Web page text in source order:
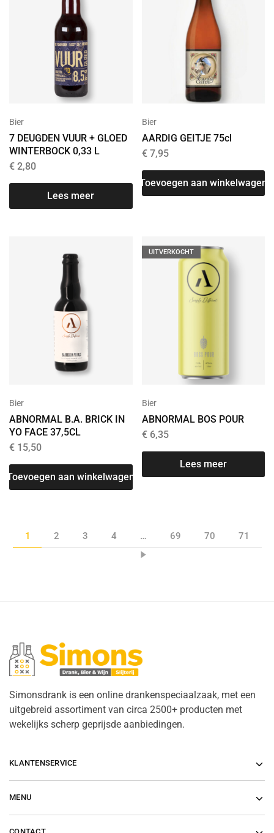
Bier
7 DEUGDEN VUUR + GLOED
WINTERBOCK 0,33 L
€ 2,80
Lees meer
Bier
AARDIG GEITJE 75cl
€7,95
Toevoegen aan winkelwagen
Bier
ABNORMAL B.A. BRICK IN
YO FACE 37,5CL
€ 15,50
Toevoegen aan winkelwagen
UITVERKOCHT
Bier
ABNORMAL BOS POUR
€6,35
Lees meer
1 2 3 4 … 69 70 71
Simonsdrank is een online drankenspeciaalzaak, met een
uitgebreid assortiment van circa 2500+ producten met
wekelijks scherp geprijsde aanbiedingen.
KLANTENSERVICE
MENU